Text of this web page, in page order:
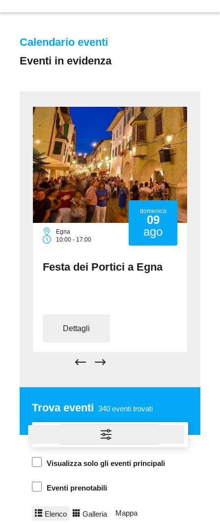
Calendario eventi
Eventi in evidenza
domenica
09
dei Portici a Egna
Ora
18:00 - 23:00
+ altre date
Martedì lunghi
Trova eventi 340 eventi trovati
Visualizza solo gli eventi principali
Eventi prenotabili
Elenco Galleria Mappa